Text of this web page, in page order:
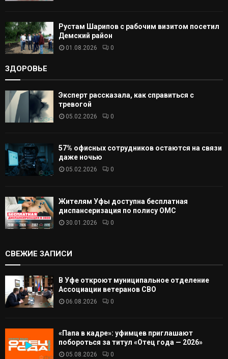
Рустам Шарипов с рабочим визитом посетил
Демский район
01.08.2026 0
ЗДОРОВЬЕ
Эксперт рассказала, как справиться с
тревогой
05.02.2026 0
57% офисных сотрудников остаются на связи
даже ночью
05.02.2026 0
Жителям Уфы доступна бесплатная
диспансеризация по полису ОМС
30.01.2026 0
СВЕЖИЕ ЗАПИСИ
В Уфе откроют муниципальное отделение
Ассоциации ветеранов СВО
06.08.2026 0
«Папа в кадре»: уфимцев приглашают
побороться за титул «Отец года — 2026»
05.08.2026 0